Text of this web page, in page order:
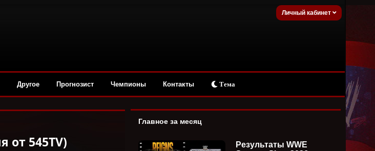
Личный кабинет
Другое Прогнозист Чемпионы Контакты Тема
от 545TV)
Главное за месяц
Результаты WWE